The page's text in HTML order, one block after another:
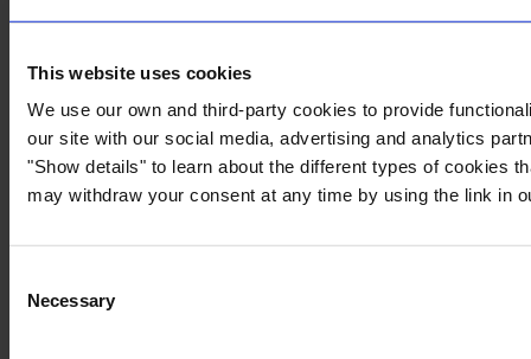
This website uses cookies
We use our own and third-party cookies to provide
our site with our social media, advertising and analytics
"Show details" to learn about the different types of cookies
may withdraw your consent at any time by using the link in
Selection
Necessary